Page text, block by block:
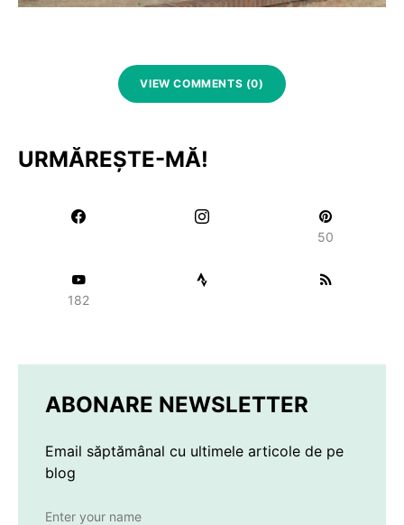
VIEW COMMENTS (0)
URMĂREȘTE-MĂ!
50
182
ABONARE NEWSLETTER
Email săptămânal cu ultimele articole de pe
blog